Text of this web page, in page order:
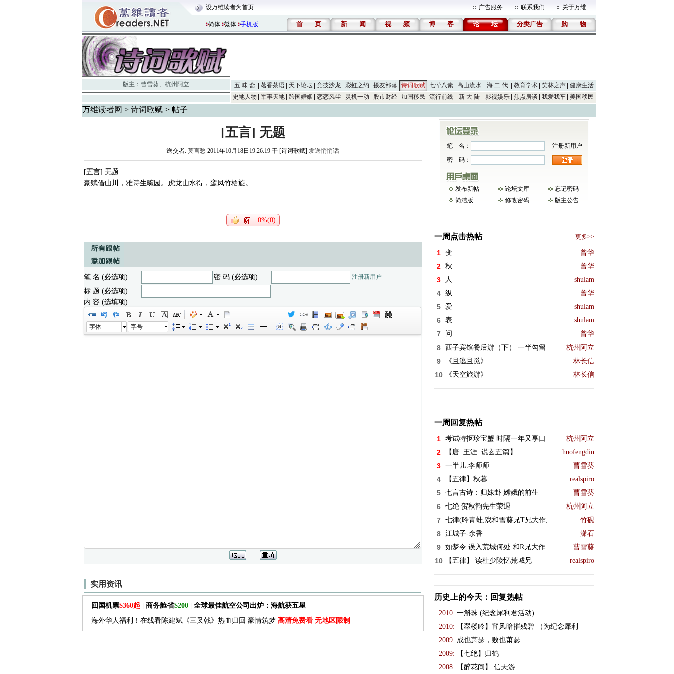
设万维读者为首页 广告服务 联系我们 关于万维
简体 繁体 手机版 首 页 新 闻 视 频 博 客 论 坛 分类广告 购 物
版主： 曹雪葵、 杭州阿立 五 味 斋 茗香茶语 天下论坛 竞技沙龙 彩虹之约 摄友部落 诗词歌赋 七荤八素 高山流水 海 二 代 教育学术 笑林之声
健康生活
史地人物
军事天地 跨国婚姻 恋恋风尘 灵机一动 股市财经 加国移民 流行前线 新 大 陆 影视娱乐 焦点房谈 我爱我车 美国移民
万维读者网 > 诗词歌赋> 帖子
[五言] 无题
送交者: 莫言愁 2011年10月18日19:26:19 于 [诗词歌赋] 发送悄悄话
[五言] 无题
豪赋借山川，雅诗生畹园。虎龙山水得，鸾凤竹梧旋。
0%(0)
笔 名 (必选项): 密 码 (必选项): 注册新用户
标 题 (必选项):
内 容 (选填项):
字体 字号
实用资讯
回国机票$360起 | 商务舱省$200| 全球最佳航空公司出炉：海航获五星
海外华人福利！在线看陈建斌《三叉戟》热血归回 豪情筑梦 高清免费看 无地区限制
笔 名：
注册新用户
密 码：
发布新帖 论坛文库
忘记密码
简洁版
修改密码 版主公告
一周点击热帖 更多>>
1 变 曾华
2 秋 曾华
3 人 shulam
4 纵 曾华
5 爱 shulam
6 表 shulam
7 问 曾华
8 西子宾馆餐后游（下） 一半勾留 杭州阿立
9 《且逃且觅》 林长信
10 《天空旅游》 林长信
一周回复热帖
1 考试特抠珍宝蟹 时隔一年又享口 杭州阿立
2 【唐. 王涯. 说玄五篇】 huofengdin
3 一半儿.李师师 曹雪葵
4 【五律】秋暮 realspiro
5 七言古诗：归妹卦 嫦娥的前生 曹雪葵
6 七绝 贺秋韵先生荣退 杭州阿立
7 七律(吟青蛙,戏和雪葵兄T兄大作, 竹砚
8 江城子-余香 潇石
9 如梦令 误入荒城何处 和R兄大作 曹雪葵
10 【五律】 读杜少陵忆荒城兄 realspiro
历史上的今天：回复热帖
2010: 一斛珠 (纪念犀利君活动)
2010:
【翠楼吟】宵风暗摧残碧 （为纪念犀利
2009: 成也萧瑟，败也萧瑟
2009:
【七绝】归鹤
2008:
【醉花间】 信天游